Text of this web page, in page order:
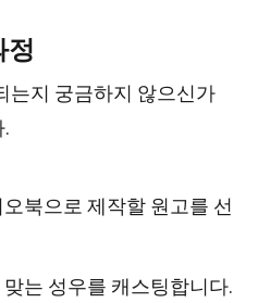
정
는지 궁금하지 않으신가
북으로 제작할 원고를 선
맞는 성우를 캐스팅합니다.